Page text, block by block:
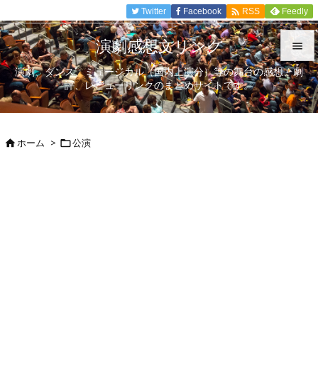


メニュ

Twitter Facebook  RSS Feedly
演劇感想文リンク
演劇、ダンス、ミュージカル（国内上演分）等の舞台の感想、劇
評、レビューリンクのまとめサイトです。
ホーム > 公演